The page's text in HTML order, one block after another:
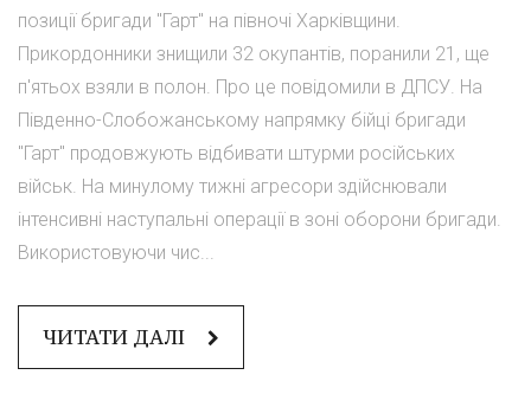
позиції бригади "Гарт" на півночі Харківщини.
Прикордонники знищили 32 окупантів, поранили 21, ще
п'ятьох взяли в полон. Про це повідомили в ДПСУ. На
Південно-Слобожанському напрямку бійці бригади
"Гарт" продовжують відбивати штурми російських
військ. На минулому тижні агресори здійснювали
інтенсивні наступальні операції в зоні оборони бригади.
Використовуючи чис...
ЧИТАТИ ДАЛІ